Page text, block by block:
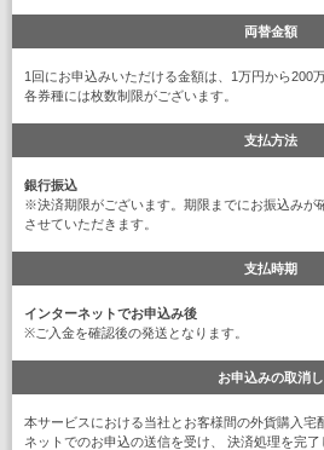
両替金額
1回にお申込みいただける金額は、1万円から200
各券種には枚数制限がございます。
支払方法
銀行振込
※決済期限がございます。期限までにお振込みが
させていただきます。
支払時期
インターネットでお申込み後
※ご入金を確認後の発送となります。
お申込みの取消し
本サービスにおける当社とお客様間の外貨購入宅
ネットでのお申込の送信を受け、 決済処理を完